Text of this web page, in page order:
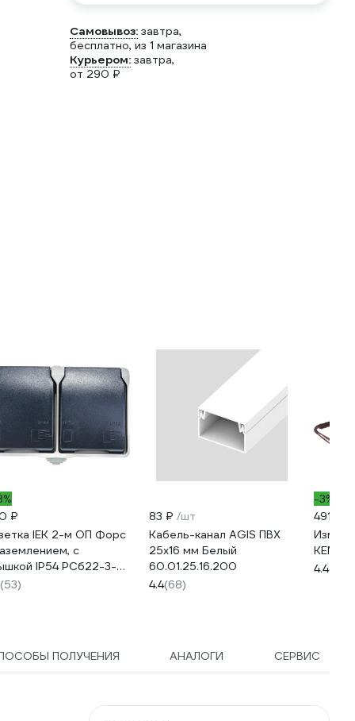
Самовывоз: завтра,
бесплатно, из 1 магазина
Курьером: завтра,
от 290 ₽
₽
IEK 2-м ОП Форс
с
IP54 РСб22-3-
ИЭК ERS22-K03-16-
(53)
83 ₽ /шт
Кабель-канал AGIS ПВХ
25x16 мм Белый
60.01.25.16.200
4.4(68)
-3%
491 ₽
4.4(35)
ПОЛУЧЕНИЯ АНАЛОГИ СЕРВИС